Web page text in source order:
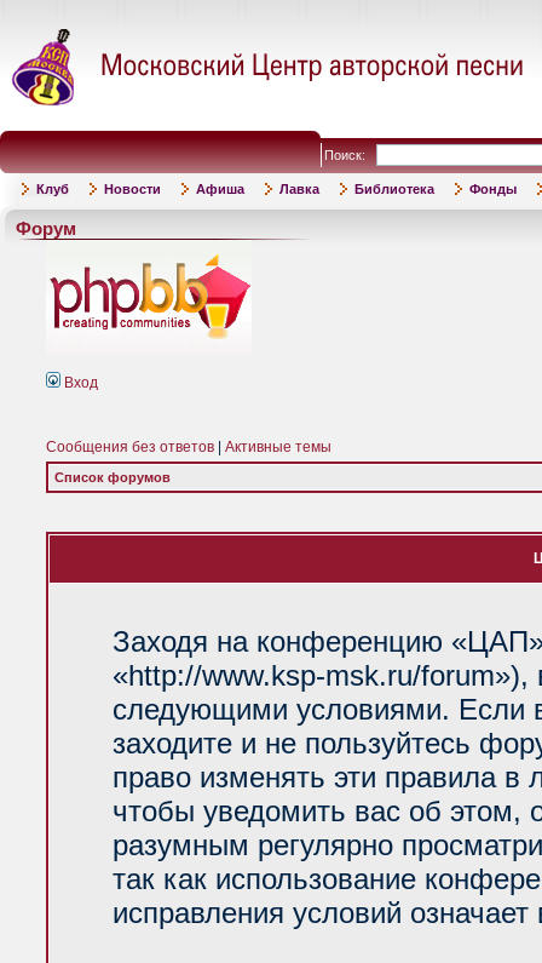
Поиск:
Клуб Новости Афиша Лавка Библиотека Фонды
Форум
Вход
Сообщения без ответов Активные темы
Список форумов
Заходя на конференцию
«http://www.ksp-msk.ru/forum»),
следующими условиями. Если
заходите и не пользуйтесь
право изменять эти правила
чтобы уведомить вас об
разумным регулярно
так как использование
исправления условий